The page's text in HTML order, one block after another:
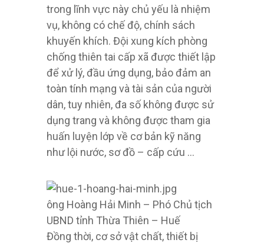
trong lĩnh vực này chủ yếu là nhiệm
vụ, không có chế độ, chính sách
khuyến khích. Đội xung kích phòng
chống thiên tai cấp xã được thiết lập
để xử lý, đầu ứng dụng, bảo đảm an
toàn tính mạng và tài sản của người
dân, tuy nhiên, đa số không được sử
dụng trang và không được tham gia
huấn luyện lớp về cơ bản kỹ năng
như lội nước, sơ đồ – cấp cứu …
ông Hoàng Hải Minh – Phó Chủ tịch
UBND tỉnh Thừa Thiên – Huế
Đồng thời, cơ sở vật chất, thiết bị